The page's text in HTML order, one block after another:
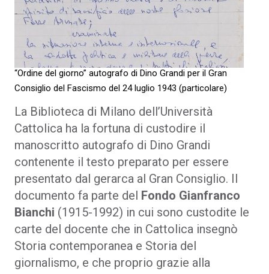
“Ordine del giorno” autografo di Dino Grandi per il Gran
Consiglio del Fascismo del 24 luglio 1943 (particolare)
La Biblioteca di Milano dell’Università
Cattolica ha la fortuna di custodire il
manoscritto autografo di Dino Grandi
contenente il testo preparato per essere
presentato dal gerarca al Gran Consiglio. Il
documento fa parte del Fondo Gianfranco
Bianchi (1915-1992) in cui sono custodite le
carte del docente che in Cattolica insegnò
Storia contemporanea e Storia del
giornalismo, e che proprio grazie alla